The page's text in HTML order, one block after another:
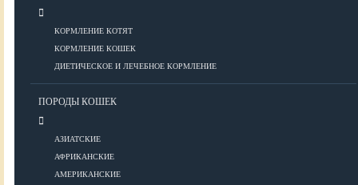
КОРМЛЕНИЕ КОТЯТ
КОРМЛЕНИЕ КОШЕК
ДИЕТИЧЕСКОЕ И ЛЕЧЕБНОЕ КОРМЛЕНИЕ
ПОРОДЫ КОШЕК
АЗИАТСКИЕ
АФРИКАНСКИЕ
АМЕРИКАНСКИЕ
Аксессуары для ухода
Гигиена
Уход за шерстью